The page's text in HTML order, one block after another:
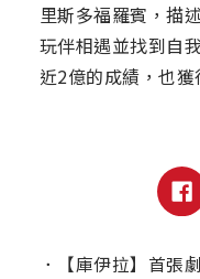
里斯多福羅賓，描
玩伴相遇並找到自
近2億的成績，也獲
．
【庫伊拉】首張